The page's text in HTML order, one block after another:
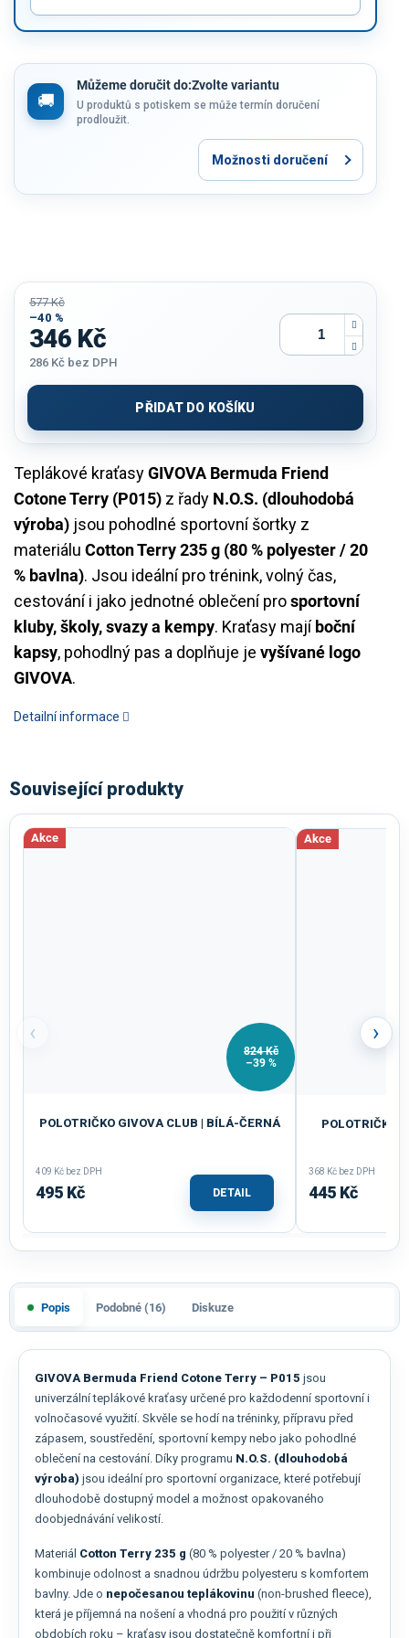
Můžeme doručit do:Zvolte variantu
U produktů s potiskem se může termín doručení
prodloužit.
Možnosti doručení
Teplákové kraťasyGIVOVA Bermuda Friend
Cotone Terry (P015) z řady N.O.S. (dlouhodobá
výroba) jsou pohodlné sportovní šortky z
materiálu Cotton Terry 235 g (80 % polyester / 20
% bavlna). Jsou ideální pro trénink, volný čas,
cestování i jako jednotné oblečení prosportovní
kluby, školy, svazy a kempy. Kraťasy mají boční
kapsy, pohodlný pas a doplňuje je vyšívané logo
GIVOVA.
Detailní informace
577 Kč
–40 %
346 Kč
286 Kč bez DPH
cena:
PŘIDAT DO KOŠÍKU
Související produkty
‹
Akce
824 Kč
–39 %
POLOTRIČKO GIVOVA CLUB | BÍLÁ-ČERNÁ
409 Kč bez DPH
495 Kč DETAIL
Akce
POLOTRIČKO
368 Kč bez DPH
445 Kč
›
Popis Podobné (16) Diskuze
GIVOVA Bermuda Friend Cotone Terry – P015 jsou
univerzální teplákové kraťasy určené pro každodenní sportovní i
volnočasové využití. Skvěle se hodí na tréninky, přípravu před
zápasem, soustředění, sportovní kempy nebo jako pohodlné
oblečení na cestování. Díky programu N.O.S. (dlouhodobá
výroba) jsou ideální pro sportovní organizace, které potřebují
dlouhodobě dostupný model a možnost opakovaného
doobjednávání velikostí.
Materiál Cotton Terry 235 g (80 % polyester / 20 % bavlna)
kombinuje odolnost a snadnou údržbu polyesteru s komfortem
bavlny. Jde o nepočesanou teplákovinu (non-brushed fleece),
která je příjemná na nošení a vhodná pro použití v různých
obdobích roku – kraťasy jsou dostatečně komfortní i při